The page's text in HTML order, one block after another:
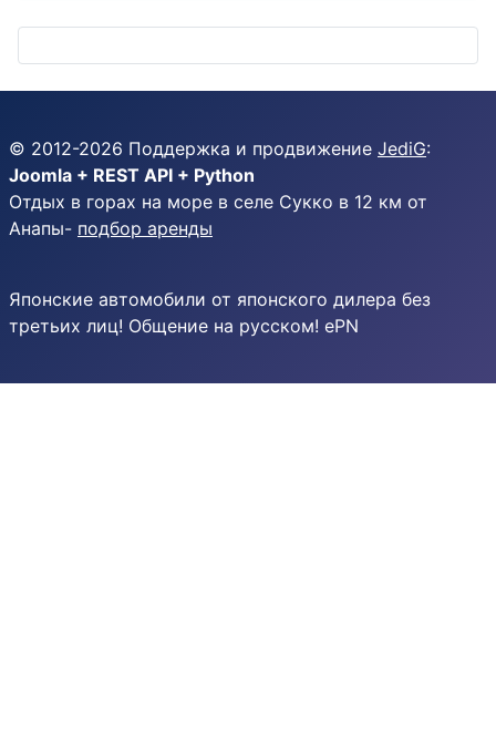
© 2012-2026 Поддержка и продвижение JediG:
Joomla + REST API + Python
Отдых в горах на море в селе Сукко в 12 км от
Анапы- подбор аренды
Японские автомобили от японского дилера без
третьих лиц! Общение на русском! ePN